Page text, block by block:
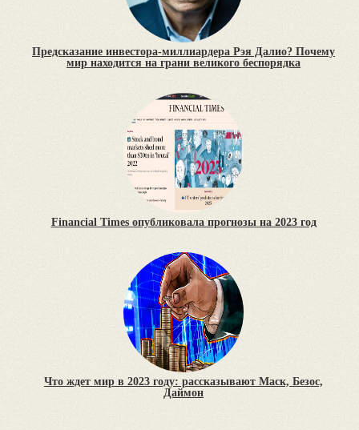
Предсказание инвестора-миллиардера Рэя Далио? Почему
мир находится на грани великого беспорядка
Financial Times опубликовала прогнозы на 2023 год
Что ждет мир в 2023 году: рассказывают Маск, Безос,
Даймон